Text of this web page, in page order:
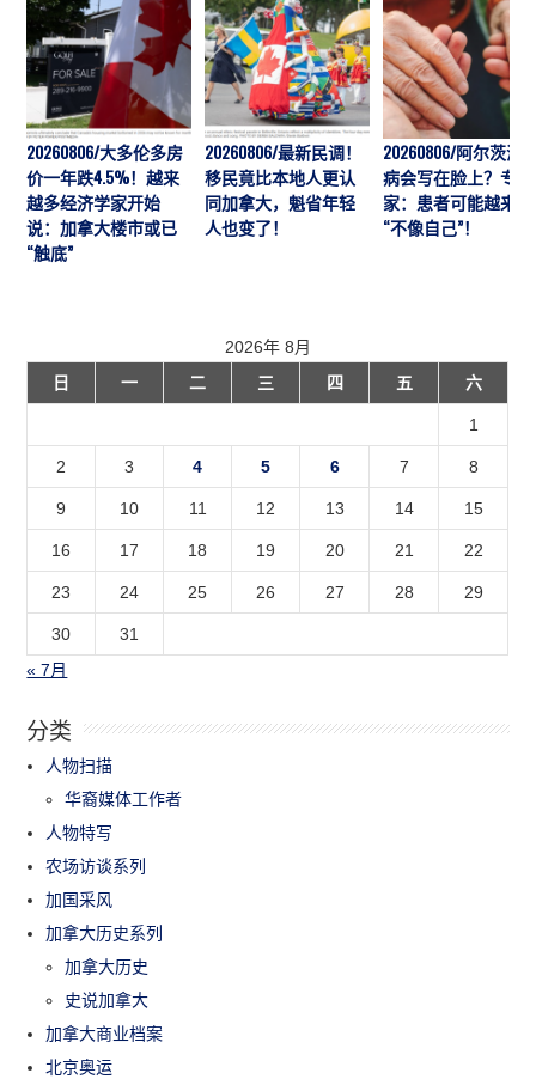
20260806/大多伦多房
价一年跌4.5%！越来
越多经济学家开始
说：加拿大楼市或已
“触底”
20260806/最新民调！
移民竟比本地人更认
同加拿大，魁省年轻
人也变了！
20260806/阿尔茨海
病会写在脸上？专
家：患者可能越来越
“不像自己”！
2026年 8月
日
一 二 三 四 五 六
1
2 3 4 5 6 7 8
9 10 11 12 13 14 15
16 17 18 19 20 21 22
23 24 25 26 27 28 29
30
31
« 7月
分类
人物扫描
华裔媒体工作者
人物特写
农场访谈系列
加国采风
加拿大历史系列
加拿大历史
史说加拿大
加拿大商业档案
北京奥运